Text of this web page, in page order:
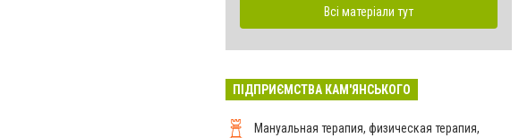
Всі матеріали тут
ПІДПРИЄМСТВА КАМ'ЯНСЬКОГО
Мануальная терапия, физическая терапия,